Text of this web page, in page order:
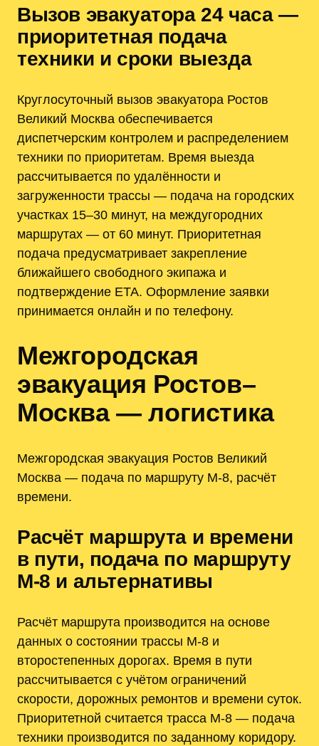
Вызов эвакуатора 24 часа —
приоритетная подача
техники и сроки выезда
Круглосуточный вызов эвакуатора Ростов
Великий Москва обеспечивается
диспетчерским контролем и распределением
техники по приоритетам. Время выезда
рассчитывается по удалённости и
загруженности трассы — подача на городских
участках 15–30 минут, на междугородних
маршрутах — от 60 минут. Приоритетная
подача предусматривает закрепление
ближайшего свободного экипажа и
подтверждение ETA. Оформление заявки
принимается онлайн и по телефону.
Межгородская
эвакуация Ростов–
Москва — логистика
Межгородская эвакуация Ростов Великий
Москва — подача по маршруту М-8, расчёт
времени.
Расчёт маршрута и времени
в пути, подача по маршруту
М-8 и альтернативы
Расчёт маршрута производится на основе
данных о состоянии трассы М-8 и
второстепенных дорогах. Время в пути
рассчитывается с учётом ограничений
скорости, дорожных ремонтов и времени суток.
Приоритетной считается трасса М-8 — подача
техники производится по заданному коридору.